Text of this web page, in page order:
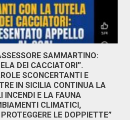
SAMMARTINO:
DEI CACCIATORI”.
SCONCERTANTI E
IN SICILIA CONTINUA LA
INCENDI E LA FAUNA
CLIMATICI,
LE DOPPIETTE”